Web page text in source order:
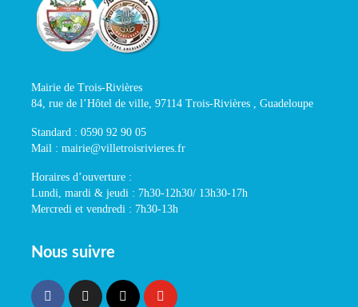
Mairie de Trois-Rivières
84, rue de l’Hôtel de ville, 97114 Trois-Rivières , Guadeloupe
Standard : 0590 92 90 05
Mail : mairie@villetroisrivieres.fr
Horaires d’ouverture :
Lundi, mardi & jeudi : 7h30-12h30/ 13h30-17h
Mercredi et vendredi : 7h30-13h
Nous suivre